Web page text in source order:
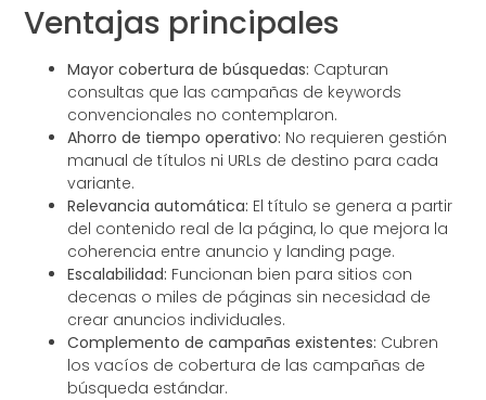
Ventajas principales
Mayor cobertura de búsquedas: Capturan
consultas que las campañas de keywords
convencionales no contemplaron.
Ahorro de tiempo operativo: No requieren gestión
manual de títulos ni URLs de destino para cada
variante.
Relevancia automática: El título se genera a partir
del contenido real de la página, lo que mejora la
coherencia entre anuncio y landing page.
Escalabilidad: Funcionan bien para sitios con
decenas o miles de páginas sin necesidad de
crear anuncios individuales.
Complemento de campañas existentes: Cubren
los vacíos de cobertura de las campañas de
búsqueda estándar.